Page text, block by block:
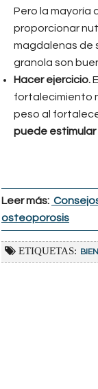
Pero la mayoría
proporcionar
magdalenas de
granola son
Hacer ejercicio.
fortalecimiento
peso al
puede
Leer más:
osteoporosis
ETIQUETAS: